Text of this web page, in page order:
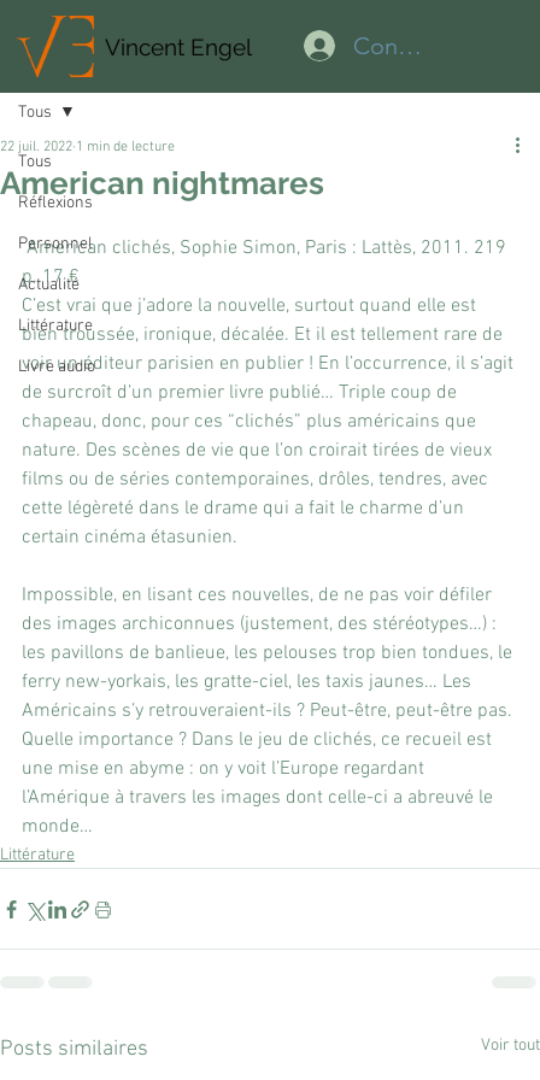
Connexion
Vincent Engel
Tous
Réflexions
Personnel
Actualité
Littérature
Livre audio
Tous
American nightmares
22 juil. 2022 1 min de lecture
American clichés, Sophie Simon, Paris : Lattès, 2011. 219
p. 17 €
C’est vrai que j’adore la nouvelle, surtout quand elle est
bien troussée, ironique, décalée. Et il est tellement rare de
voir un éditeur parisien en publier ! En l’occurrence, il s’agit
de surcroît d’un premier livre publié… Triple coup de
chapeau, donc, pour ces “clichés” plus américains que
nature. Des scènes de vie que l’on croirait tirées de vieux
films ou de séries contemporaines, drôles, tendres, avec
cette légèreté dans le drame qui a fait le charme d’un
certain cinéma étasunien.
Impossible, en lisant ces nouvelles, de ne pas voir défiler
des images archiconnues (justement, des stéréotypes…) :
les pavillons de banlieue, les pelouses trop bien tondues, le
ferry new-yorkais, les gratte-ciel, les taxis jaunes… Les
Américains s’y retrouveraient-ils ? Peut-être, peut-être pas.
Quelle importance ? Dans le jeu de clichés, ce recueil est
une mise en abyme : on y voit l’Europe regardant
l’Amérique à travers les images dont celle-ci a abreuvé le
monde…
Littérature
Posts similaires Voir tout